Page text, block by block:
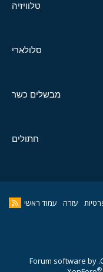
טלוויזיה
סלולארי
מבשלים כשר
חתולים
עזרה עמוד ראשי
Forum software by
®